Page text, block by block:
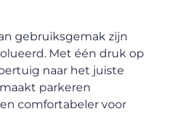
gebruiksgemak zijn
Met één druk op
naar het juiste
parkeren
comfortabeler voor